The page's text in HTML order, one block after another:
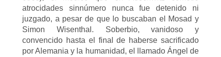
atrocidades sinnúmero nunca fue detenido ni
juzgado, a pesar de que lo buscaban el Mosad y
Simon Wisenthal. Soberbio, vanidoso y
convencido hasta el final de haberse sacrificado
por Alemania y la humanidad, el llamado Ángel de